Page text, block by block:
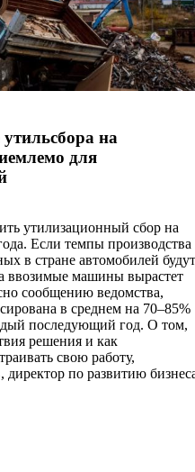
на
для
утилизационный сбор на
Если темпы производства
в стране автомобилей будут
ввозимые машины вырастет
сообщению ведомства,
в среднем на 70–85%
последующий год. О том,
решения и как
свою работу,
по развитию